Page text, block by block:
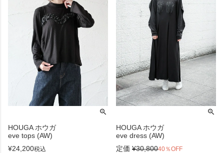
HOUGA ホウガ
eve tops (AW)
¥24,200税込
HOUGA ホウガ
eve dress (AW)
定価 ¥30,80040％OFF